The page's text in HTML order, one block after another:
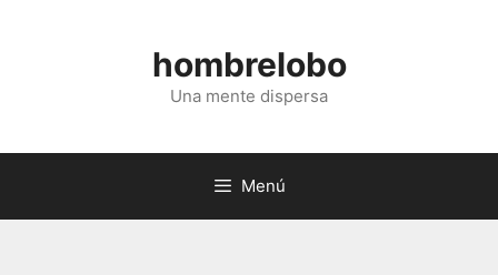
hombrelobo
Una mente dispersa
Menú